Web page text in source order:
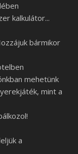
kalkulátor...
bármikor
mehetünk
mint a
a